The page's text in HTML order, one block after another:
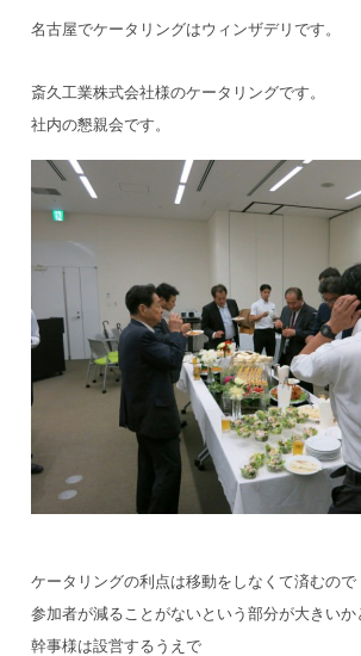
名古屋でケータリングはウィンザデリです。
斎久工業株式会社様のケータリングです。
社内の懇親会です。
ケータリングの利点は移動をしなくて済むので
参加者が減ることがないという部分が大きいか
幹事様は設営するうえで